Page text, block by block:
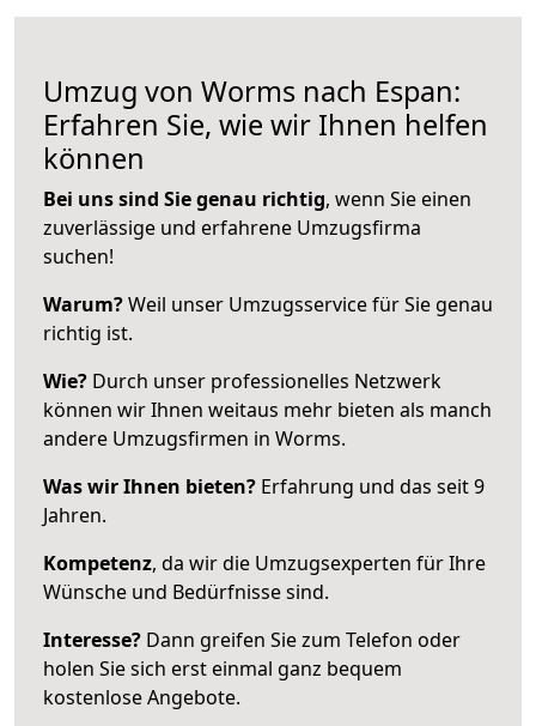
Umzug von Worms nach Espan:
Erfahren Sie, wie wir Ihnen helfen
können
Bei uns sind Sie genau richtig, wenn Sie einen
zuverlässige und erfahrene Umzugsfirma
suchen!
Warum?Weil unser Umzugsservice für Sie genau
richtig ist.
Wie? Durch unser professionelles Netzwerk
können wir Ihnen weitaus mehr bieten als manch
andere Umzugsfirmen in Worms.
Was wir Ihnen bieten? Erfahrung und das seit 9
Jahren.
Kompetenz, da wir die Umzugsexperten für Ihre
Wünsche und Bedürfnisse sind.
Interesse? Dann greifen Sie zum Telefon oder
holen Sie sich erst einmal ganz bequem
kostenlose Angebote.